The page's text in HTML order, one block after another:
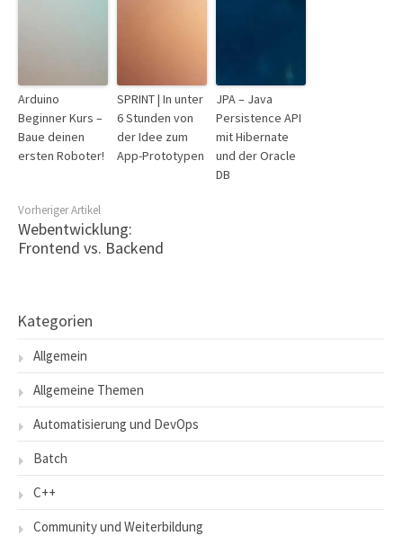
Arduino
Beginner Kurs –
Baue deinen
ersten Roboter!
SPRINT | In unter
6 Stunden von
der Idee zum
App-Prototypen
JPA – Java
Persistence API
mit Hibernate
und der Oracle
DB
Vorheriger Artikel
Webentwicklung:
Frontend vs. Backend
Kategorien
Allgemein
Allgemeine Themen
Automatisierung und DevOps
Batch
C++
Community und Weiterbildung